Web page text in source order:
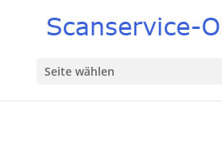
Seite wählen